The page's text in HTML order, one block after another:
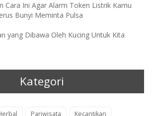
Cara Ini Agar Alarm Token Listrik Kamu
Bunyi Meminta Pulsa
yang Dibawa Oleh Kucing Untuk Kita
Kategori
Pariwisata Kecantikan